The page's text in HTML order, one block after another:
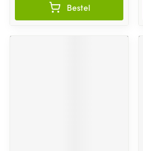
Bestel